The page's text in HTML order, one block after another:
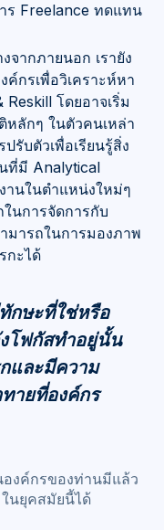
ร Freelance ทดแทน
จากภายนอก เรายัง
ค์กรเพื่อวิเคราะห์หา
โดยอาจเริ่ม
ลักๆ ในตัวคนเหล่า
รับตัวเพื่อเรียนรู้สิ่ง
นที่มี Analytical
านในตำแหน่งใหม่ๆ
นการจัดการกับ
ารถในการมองภาพ
กะได้
กษะที่ใช่หรือ
โฟกัสทำอยู่นั้น
และมีความ
ายที่องค์กร
งค์กรของท่านมีแล้ว
ในยุคสมัยนี้ได้